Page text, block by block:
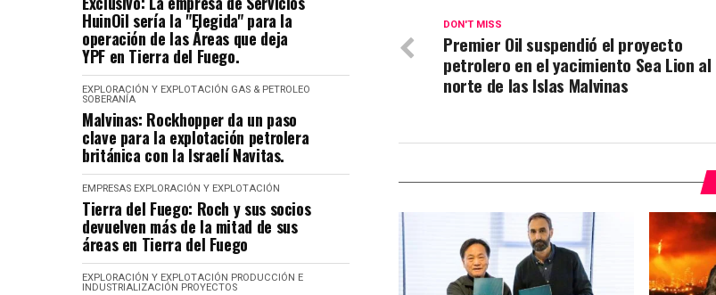
HuinOil sería la "Elegida" para la
operación de las Áreas que deja
YPF en Tierra del Fuego.
EXPLORACIÓN Y EXPLOTACIÓN GAS & PETROLEO
SOBERANÍA
Malvinas: Rockhopper da un paso
clave para la explotación petrolera
británica con la Israelí Navitas.
EMPRESAS EXPLORACIÓN Y EXPLOTACIÓN
Tierra del Fuego: Roch y sus socios
devuelven más de la mitad de sus
áreas en Tierra del Fuego
EXPLORACIÓN Y EXPLOTACIÓN PRODUCCIÓN E
INDUSTRIALIZACIÓN PROYECTOS
DON'T MISS
Premier Oil suspendió el proyecto
petrolero en el yacimiento Sea Lion al
norte de las Islas Malvinas